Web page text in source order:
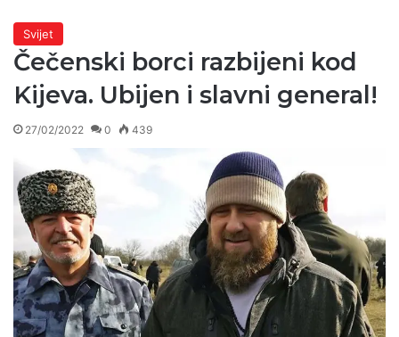
Svijet
Čečenski borci razbijeni kod
Kijeva. Ubijen i slavni general!
27/02/2022 0 439